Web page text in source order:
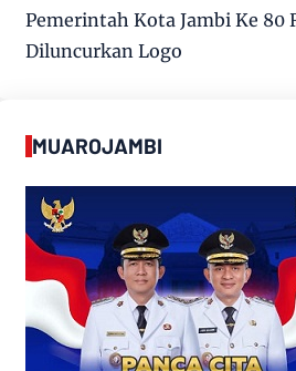
Pemerintah Kota Jambi Ke 80
Diluncurkan Logo
MUAROJAMBI